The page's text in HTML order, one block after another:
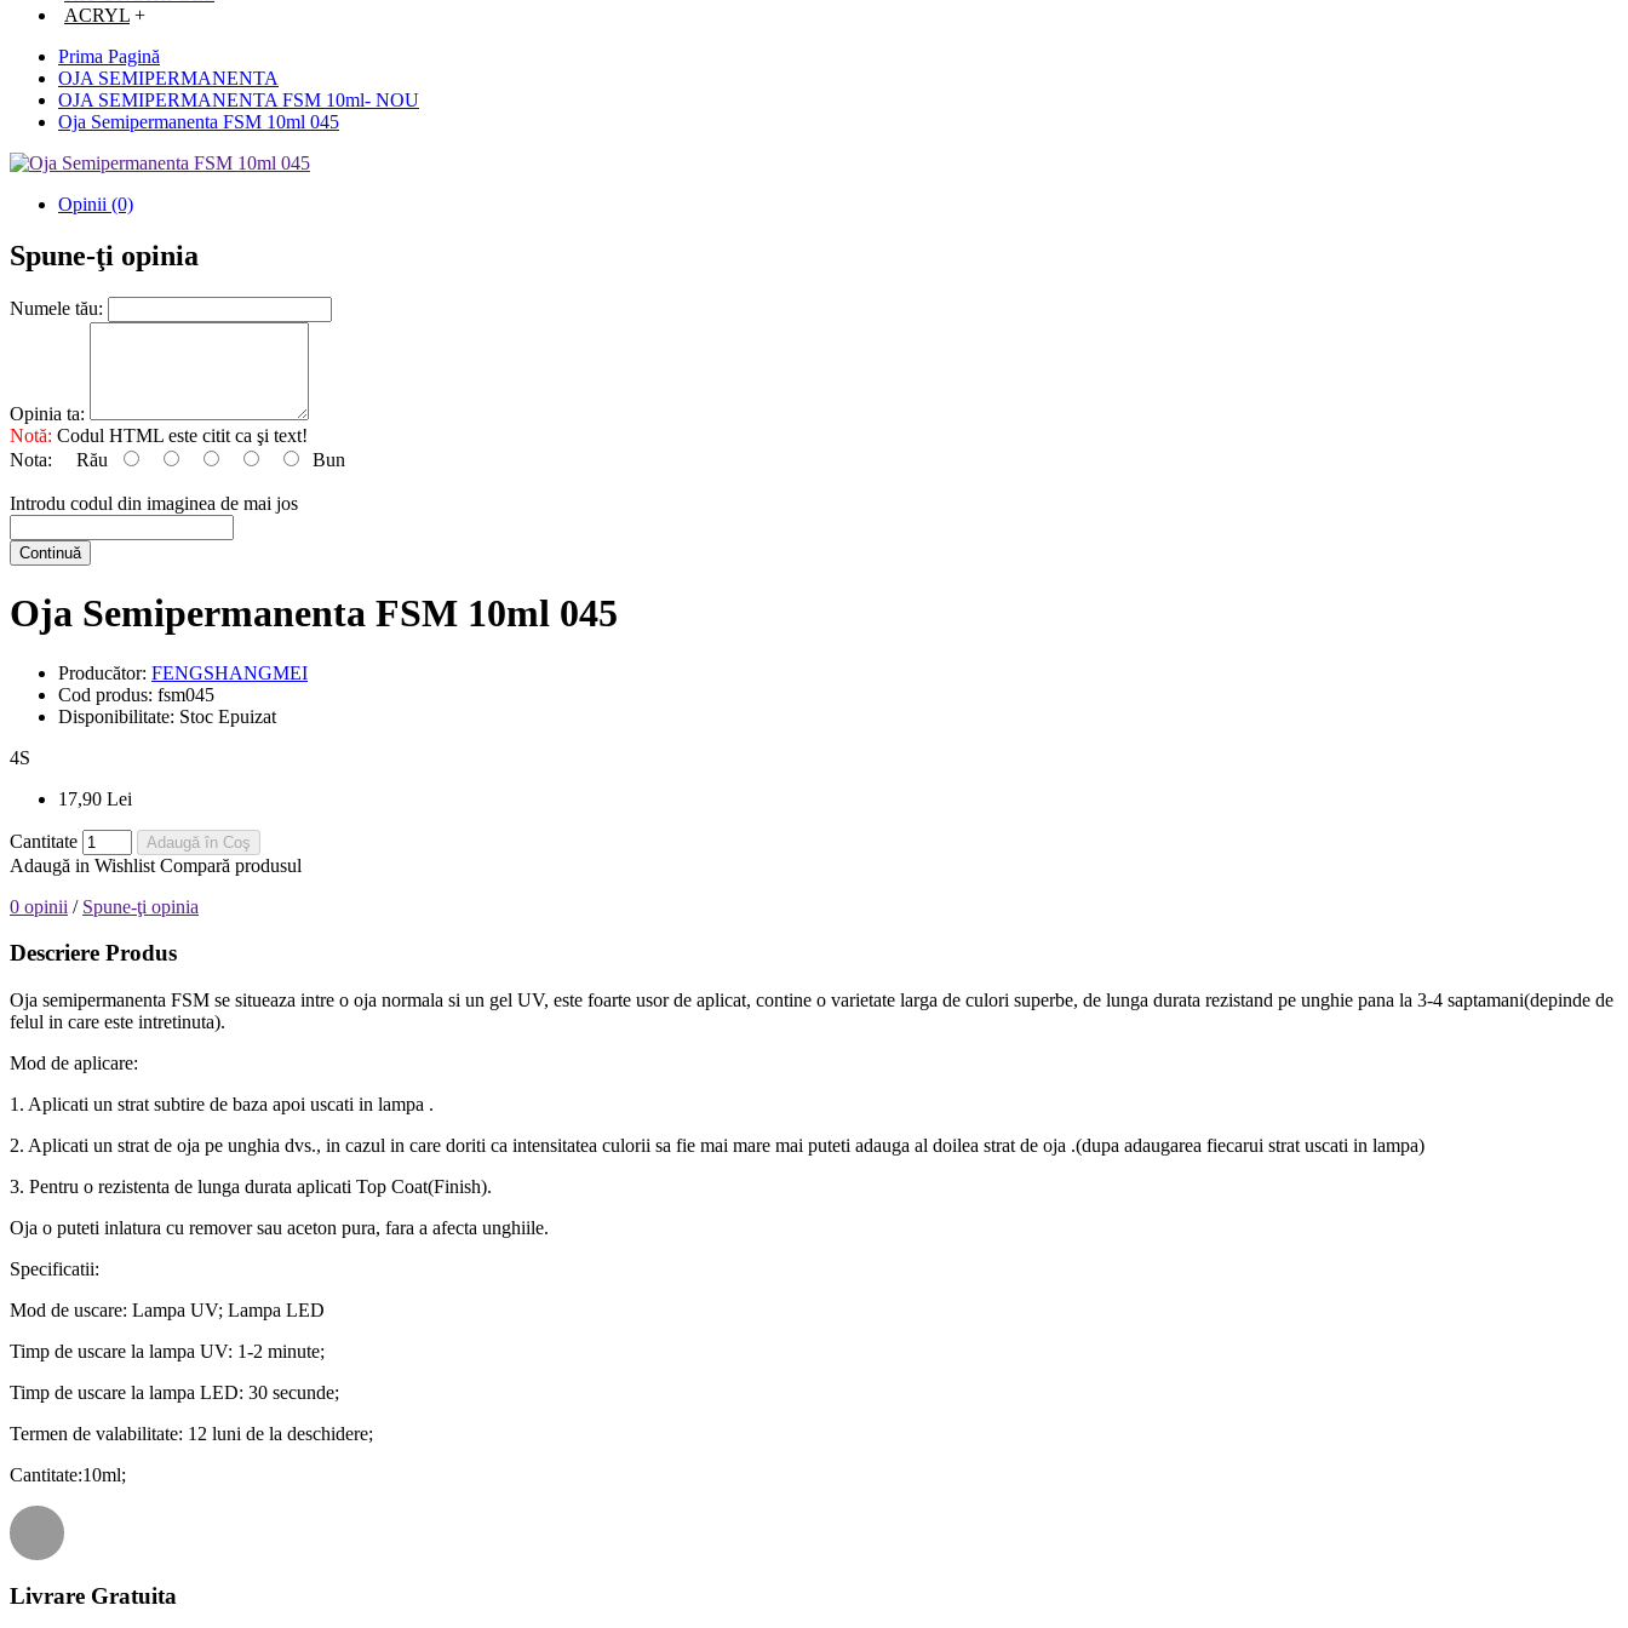
ACRYL +
Prima Pagină
OJA SEMIPERMANENTA
OJA SEMIPERMANENTA FSM 10ml- NOU
Oja Semipermanenta FSM 10ml 045
Opinii (0)
Spune-ţi opinia
Numele tău:
Opinia ta:
Notă: Codul HTML este citit ca şi text!
Nota: Rău Bun
Introdu codul din imaginea de mai jos
Continuă
Oja Semipermanenta FSM 10ml 045
Producător: FENGSHANGMEI
Cod produs: fsm045
Disponibilitate: Stoc Epuizat
4S
17,90 Lei
Cantitate Adaugă în Coş
Adaugă in Wishlist Compară produsul
0 opinii / Spune-ţi opinia
Descriere Produs
Oja semipermanenta FSM se situeaza intre o oja normala si un gel UV, este foarte usor de aplicat, contine o varietate larga de culori superbe, de lunga durata rezistand pe unghie pana la 3-4 saptamani(depinde de
felul in care este intretinuta).
Mod de aplicare:
1. Aplicati un strat subtire de baza apoi uscati in lampa .
2. Aplicati un strat de oja pe unghia dvs., in cazul in care doriti ca intensitatea culorii sa fie mai mare mai puteti adauga al doilea strat de oja .(dupa adaugarea fiecarui strat uscati in lampa)
3. Pentru o rezistenta de lunga durata aplicati Top Coat(Finish).
Oja o puteti inlatura cu remover sau aceton pura, fara a afecta unghiile.
Specificatii:
Mod de uscare: Lampa UV; Lampa LED
Timp de uscare la lampa UV: 1-2 minute;
Timp de uscare la lampa LED: 30 secunde;
Termen de valabilitate: 12 luni de la deschidere;
Cantitate:10ml;
Livrare Gratuita